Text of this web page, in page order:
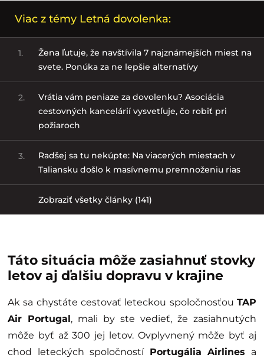
Viac z témy Letná dovolenka:
1.
Žena ľutuje, že navštívila 7 najznámejších miest na
svete. Ponúka za ne lepšie alternatívy
2.
Vrátia vám peniaze za dovolenku? Asociácia
cestovných kancelárií vysvetľuje, čo robiť pri
požiaroch
3.
Radšej sa tu nekúpte: Na viacerých miestach v
Taliansku došlo k masívnemu premnoženiu rias
Zobraziť všetky články (141)
Táto situácia môže zasiahnuť stovky
letov aj ďalšiu dopravu v krajine
Ak sa chystáte cestovať leteckou spoločnosťou TAP
Air Portugal, mali by ste vedieť, že zasiahnutých
môže byť až 300 jej letov. Ovplyvnený môže byť aj
chod leteckých spoločností Portugália Airlines a